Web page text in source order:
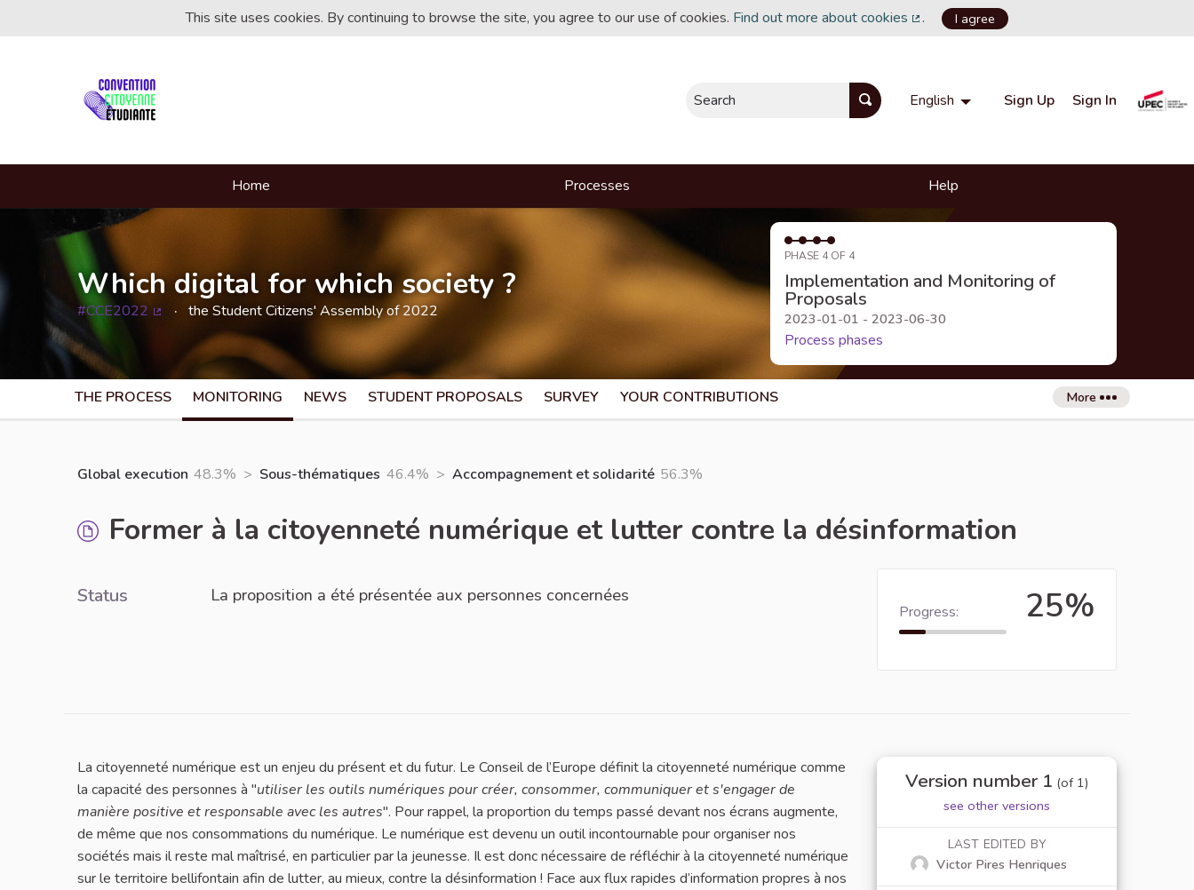
This site uses cookies. By continuing to browse the site, you agree to our use of cookies. Find out more about cookies
(External link)
. I agree
Search English Choisir la langue Choose language
Sign Up Sign In
Home Processes Help
Which digital for which society ?
#CCE2022 the Student Citizens' Assembly of 2022
PHASE 4 OF 4
Implementation and Monitoring of
Proposals
2023-01-01 - 2023-06-30
Process phases
THE PROCESS MONITORING NEWS STUDENT PROPOSALS SURVEY YOUR CONTRIBUTIONS More
Global execution 48.3% > Sous-thématiques 46.4% > Accompagnement et solidarité 56.3%
Former à la citoyenneté numérique et lutter contre la désinformation
Progress: 25%
Status La proposition a été présentée aux personnes concernées
La citoyenneté numérique est un enjeu du présent et du futur. Le Conseil de l’Europe définit la citoyenneté numérique comme
la capacité des personnes à "utiliser les outils numériques pour créer, consommer, communiquer et s'engager de
manière positive et responsable avec les autres". Pour rappel, la proportion du temps passé devant nos écrans augmente,
de même que nos consommations du numérique. Le numérique est devenu un outil incontournable pour organiser nos
sociétés mais il reste mal maîtrisé, en particulier par la jeunesse. Il est donc nécessaire de réfléchir à la citoyenneté numérique
sur le territoire bellifontain afin de lutter, au mieux, contre la désinformation ! Face aux flux rapides d’information propres à nos
Version number 1 (of 1)
see other versions
LAST EDITED BY
Victor Pires Henriques